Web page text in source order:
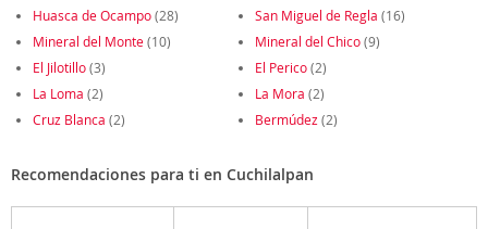
Huasca de Ocampo(28) San Miguel de Regla (16)
Mineral del Monte(10) Mineral del Chico(9)
El Jilotillo(3) El Perico(2)
La Loma (2) La Mora (2)
Cruz Blanca (2) Bermúdez (2)
Recomendaciones para ti en Cuchilalpan